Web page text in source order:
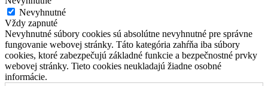
Nevyhnutné
Vždy zapnuté
Nevyhnutné súbory cookies sú absolútne nevyhnutné pre správne
fungovanie webovej stránky. Táto kategória zahŕňa iba súbory
cookies, ktoré zabezpečujú základné funkcie a bezpečnostné prvky
webovej stránky. Tieto cookies neukladajú žiadne osobné
informácie.